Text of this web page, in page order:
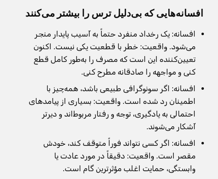
افسانه‌هایی که بی‌دلیل ترس را بیشتر می‌کنند
افسانه: یک رخداد منفرد حتماً به آسیب پایدار منجر
می‌شود. واقعیت: خطر با قطعیت یکی نیست. اکنون
تعیین‌کننده این است که مصرف را به‌طور کامل قطع
کنی و مواجهه را صادقانه مطرح کنی.
افسانه: اگر سونوگرافی طبیعی باشد، همه‌چیز با
اطمینان رد شده است. واقعیت: بسیاری از پیامدهای
احتمالی به یادگیری، توجه و رفتار مربوط‌اند و دیرتر
آشکار می‌شوند.
افسانه: اگر کسی نتواند فوراً متوقف کند، خودش
مقصر است. واقعیت: دقیقاً در مورد عادت یا
وابستگی، حمایت اغلب مؤثرترین گام است.